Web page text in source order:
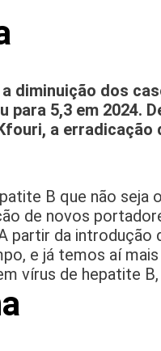
diminuição dos
para 5,3 em 2024.
a
B que não seja
de novos
partir da introdução
e já temos aí
vírus de hepatite